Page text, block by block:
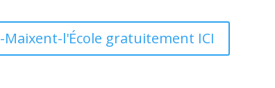
Maixent-l'École gratuitement ICI